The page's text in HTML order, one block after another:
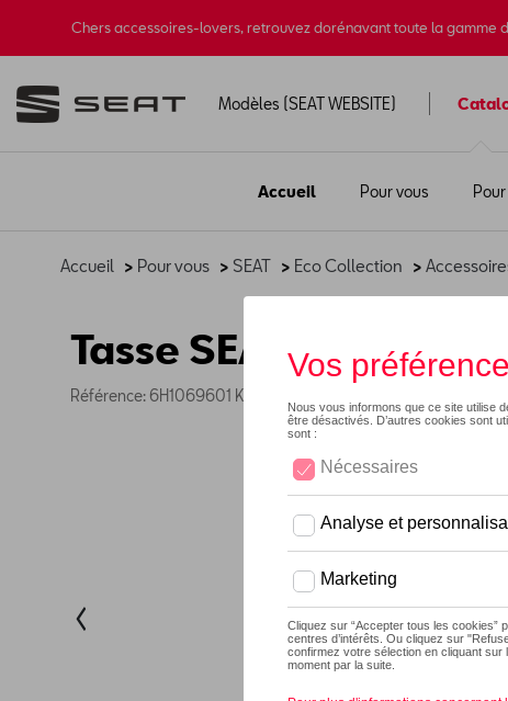
Chers accessoires-lovers, retrouvez dorénavant toute la gamme
Modèles (SEAT WEBSITE)
Accueil Pour vous
Accueil > Pour vous > SEAT > Eco Collection >
Tasse SEAT en liège
Référence: 6H1069601 KBI